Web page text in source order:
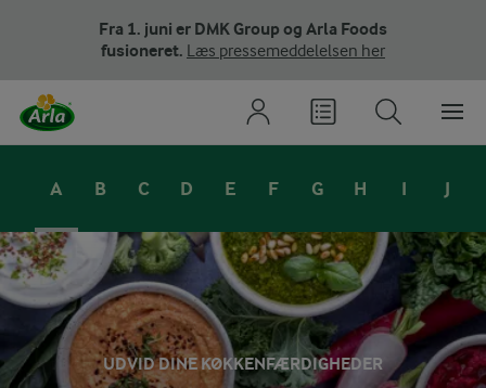
Fra 1. juni er DMK Group og Arla Foods
fusioneret. Læs pressemeddelelsen her
UDVID DINE KØKKENFÆRDIGHEDER
A B C D E F G H I J